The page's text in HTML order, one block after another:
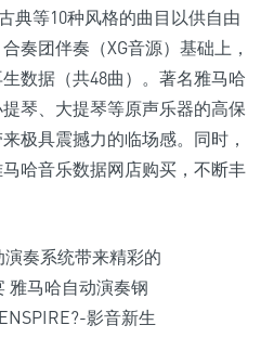
典等10种风格的曲目以供自由
奏团伴奏（XG音源）基础上，
数据（共48曲）。著名雅马哈
琴、大提琴等原声乐器的高保
极具震撼力的临场感。同时，
哈音乐数据网店购买，不断丰